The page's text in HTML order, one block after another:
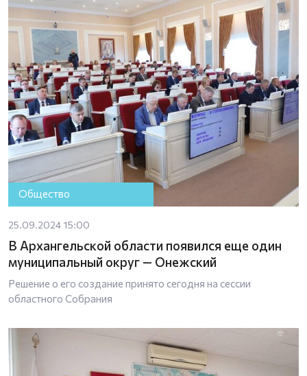
Общество
25.09.2024 15:00
В Архангельской области появился еще один
муниципальный округ — Онежский
Решение о его создание принято сегодня на сессии
областного Собрания